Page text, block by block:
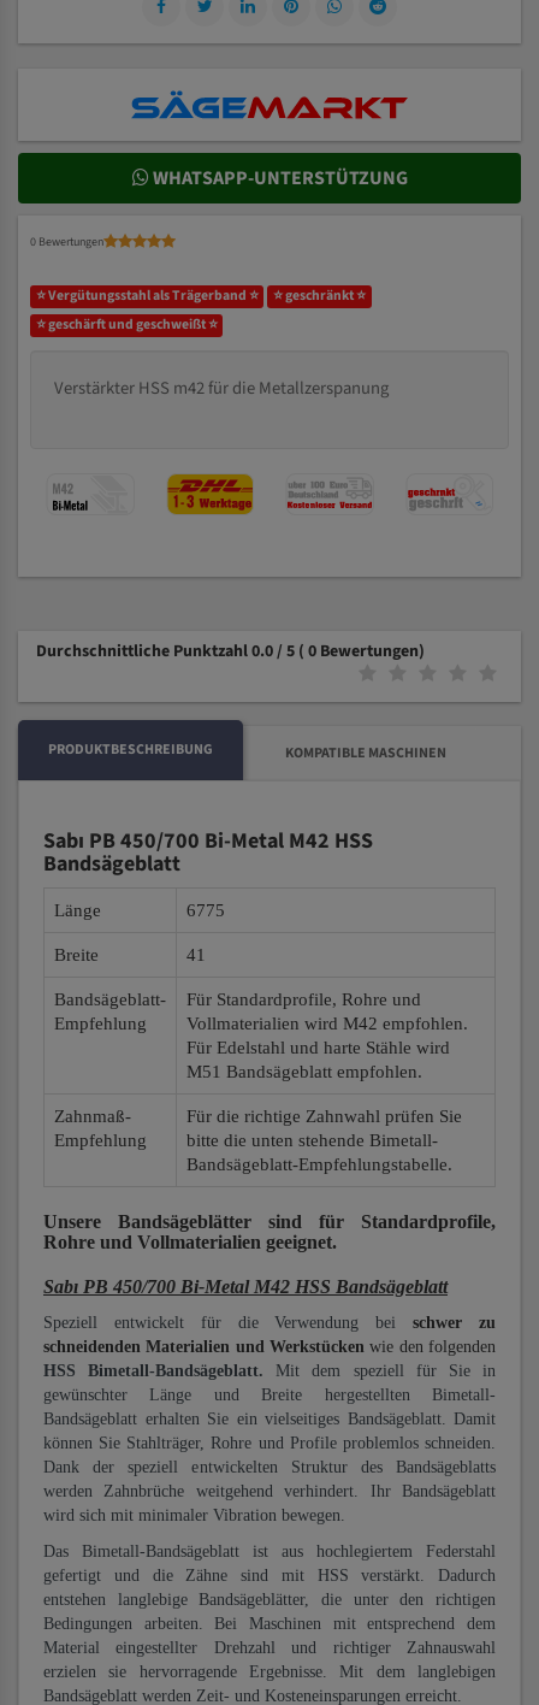
WHATSAPP-UNTERSTÜTZUNG
0 Bewertungen
⭐ Vergütungsstahl als Trägerband ⭐
⭐ geschränkt ⭐
⭐ geschärft und geschweißt ⭐
Verstärkter HSS m42 für die Metallzerspanung
Durchschnittliche Punktzahl 0.0 / 5 ( 0 Bewertungen)
PRODUKTBESCHREIBUNG KOMPATIBLE MASCHINEN
Sabı PB 450/700 Bi-Metal M42 HSS
Bandsägeblatt
Länge 6775
Breite 41
Bandsägeblatt-
Empfehlung
Für Standardprofile, Rohre und
Vollmaterialien wird M42 empfohlen.
Für Edelstahl und harte Stähle wird
M51 Bandsägeblatt empfohlen.
Zahnmaß-
Empfehlung
Für die richtige Zahnwahl prüfen Sie
bitte die unten stehende Bimetall-
Bandsägeblatt-Empfehlungstabelle.
Unsere Bandsägeblätter sind für Standardprofile,
Rohre und Vollmaterialien geeignet.
Sabı PB 450/700 Bi-Metal M42 HSS Bandsägeblatt
Speziell entwickelt für die Verwendung beischwer zu
schneidenden Materialien und Werkstücken wie den folgenden
HSS Bimetall-Bandsägeblatt. Mit dem speziell für Sie in
gewünschter Länge und Breite hergestellten Bimetall-
Bandsägeblatt erhalten Sie ein vielseitiges Bandsägeblatt. Damit
können Sie Stahlträger, Rohre und Profile problemlos schneiden.
Dank der speziell entwickelten Struktur des Bandsägeblatts
werden Zahnbrüche weitgehend verhindert. Ihr Bandsägeblatt
wird sich mit minimaler Vibration bewegen.
Das Bimetall-Bandsägeblatt ist aus hochlegiertem Federstahl
gefertigt und die Zähne sind mit HSS verstärkt. Dadurch
entstehen langlebige Bandsägeblätter, die unter den richtigen
Bedingungen arbeiten. Bei Maschinen mit entsprechend dem
Material eingestellter Drehzahl und richtiger Zahnauswahl
erzielen sie hervorragende Ergebnisse. Mit dem langlebigen
Bandsägeblatt werden Zeit- und Kosteneinsparungen erreicht.